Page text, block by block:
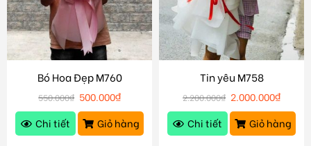
Bó Hoa Đẹp M760
550.000₫ 500.000₫
Chi tiết
Giỏ hàng
Tin yêu M758
2.200.000₫ 2.000.000₫
Chi tiết
Giỏ hàng